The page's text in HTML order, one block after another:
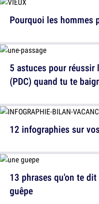
Pourquoi les hommes
12 infographies sur
5 astuces pour réussir
(PDC) quand tu te
13 phrases qu'on te
guêpe